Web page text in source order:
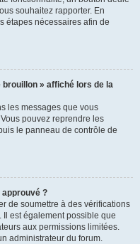
souhaitez rapporter. En
étapes nécessaires afin de
» affiché lors de la
les messages que vous
pouvez reprendre les
le panneau de contrôle de
approuvé ?
de soumettre à des vérifications
Il est également possible que
aux permissions limitées.
administrateur du forum.